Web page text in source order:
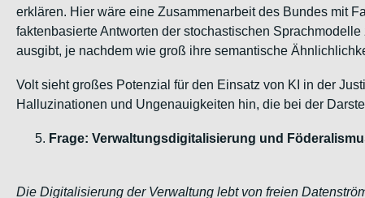
erklären. Hier wäre eine Zusammenarbeit des Bundes mit
faktenbasierte Antworten der stochastischen
ausgibt, je nachdem wie groß ihre semantische
Volt sieht großes Potenzial für den Einsatz von KI in der
Halluzinationen und Ungenauigkeiten hin, die bei der
Frage: Verwaltungsdigitalisierung und
Die Digitalisierung der Verwaltung lebt von freien